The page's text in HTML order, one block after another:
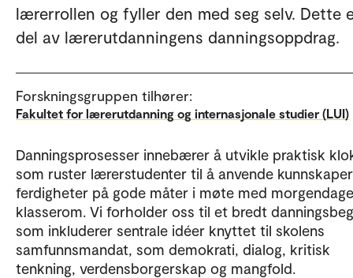
lærerrollen og fyller den med seg selv. Dette
del av lærerutdanningens danningsoppdrag.
Forskningsgruppen tilhører:
Fakultet for lærerutdanning og internasjonale studier (LUI)
Danningsprosesser innebærer å utvikle praktisk
som ruster lærerstudenter til å anvende
ferdigheter på gode måter i møte med
klasserom. Vi forholder oss til et bredt
som inkluderer sentrale idéer knyttet til skolens
samfunnsmandat, som demokrati, dialog, kritisk
tenkning, verdensborgerskap og mangfold.